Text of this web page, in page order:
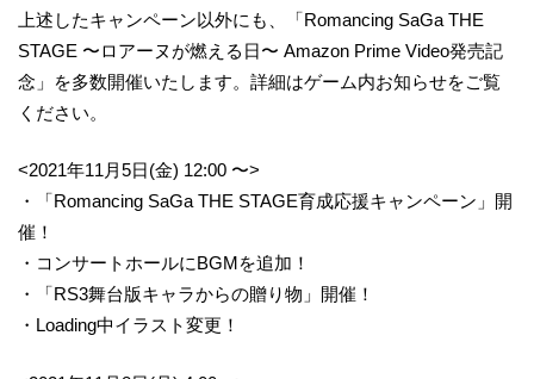
上述したキャンペーン以外にも、「Romancing SaGa THE
STAGE 〜ロアーヌが燃える日〜 Amazon Prime Video発売記
念」を多数開催いたします。詳細はゲーム内お知らせをご覧
ください。
<2021年11月5日(金) 12:00 〜>
・「Romancing SaGa THE STAGE育成応援キャンペーン」開
催！
・コンサートホールにBGMを追加！
・「RS3舞台版キャラからの贈り物」開催！
・Loading中イラスト変更！